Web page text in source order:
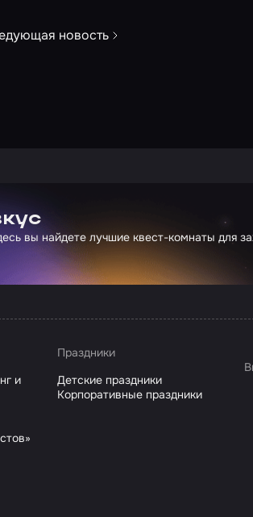
новость
вы найдете лучшие квест-комнаты для
и
Праздники
Детские праздники
Корпоративные праздники